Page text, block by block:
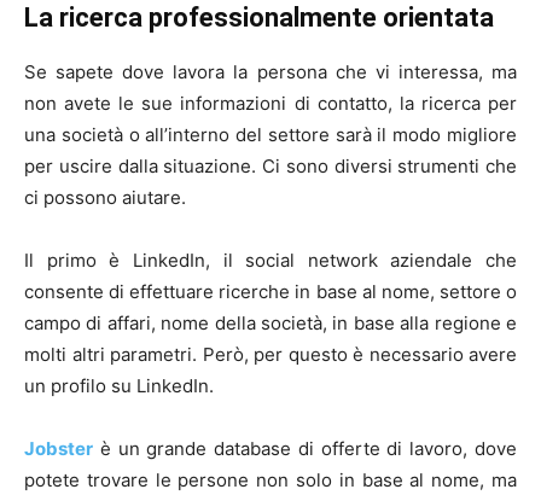
La ricerca professionalmente orientata
Se sapete dove lavora la persona che vi interessa, ma
non avete le sue informazioni di contatto, la ricerca per
una società o all’interno del settore sarà il modo migliore
per uscire dalla situazione. Ci sono diversi strumenti che
ci possono aiutare.
Il primo è LinkedIn, il social network aziendale che
consente di effettuare ricerche in base al nome, settore o
campo di affari, nome della società, in base alla regione e
molti altri parametri. Però, per questo è necessario avere
un profilo su LinkedIn.
Jobster è un grande database di offerte di lavoro, dove
potete trovare le persone non solo in base al nome, ma